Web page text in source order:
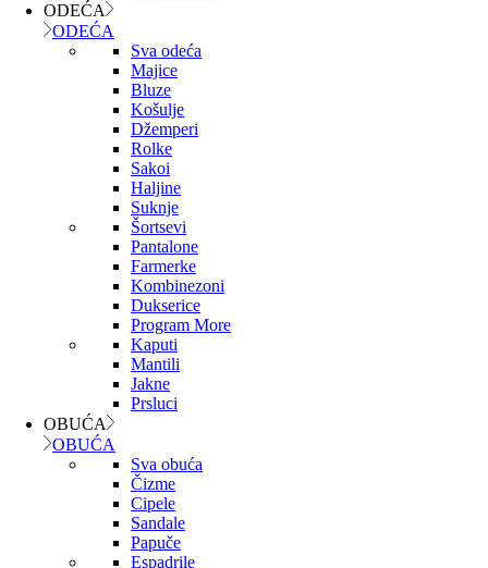
ODEĆA
ODEĆA
Sva odeća
Majice
Bluze
Košulje
Džemperi
Rolke
Sakoi
Haljine
Suknje
Šortsevi
Pantalone
Farmerke
Kombinezoni
Dukserice
Program More
Kaputi
Mantili
Jakne
Prsluci
OBUĆA
OBUĆA
Sva obuća
Čizme
Cipele
Sandale
Papuče
Espadrile